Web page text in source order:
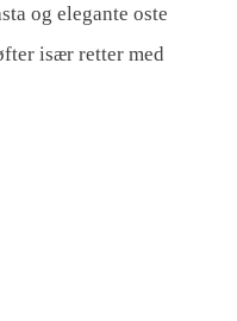
og elegante oste
især retter med